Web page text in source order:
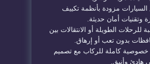
السيارات مزودة بأنظمة تكييف
وتقنيات أمان حديثة.
للرحلات الطويلة أو الانتقالات بين
بدون تعب أو إرهاق.
خصوصية كاملة للركاب مع تصميم
هادئ وأنيق.